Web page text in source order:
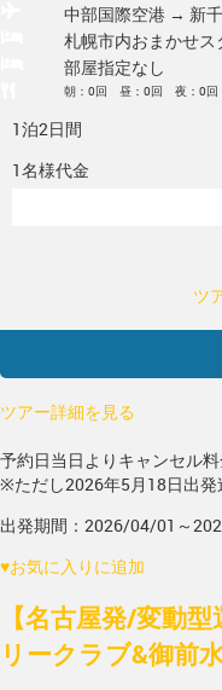
中部国際空港 → 新
札幌市内おまかせ
部屋指定なし
朝：0回 昼：0回 夜：0回
1泊2日間
1名様代金
ツ
ツアー詳細を見る
予約日当日よりキャンセル
※ただし2026年5月18日出発
出発期間：2026/04/01～
♥お気に入りに追加
【名古屋発/変動
リークラブ&御前